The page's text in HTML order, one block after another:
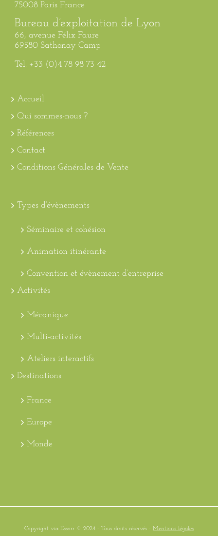
75008 Paris France
Bureau d’exploitation de Lyon
66, avenue Félix Faure
69580 Sathonay Camp
Tel. +33 (0)4 78 98 73 42
Accueil
Qui sommes-nous ?
Références
Contact
Conditions Générales de Vente
Types d’évènements
Séminaire et cohésion
Animation itinérante
Convention et évènement d’entreprise
Activités
Mécanique
Multi-activités
Ateliers interactifs
Destinations
France
Europe
Monde
Copyright via Essorr © 2024 - Tous droits réservés - Mentions légales